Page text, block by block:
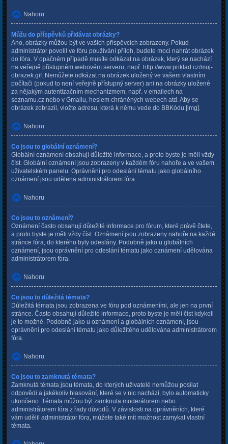
Nahoru
Můžu do příspěvků přidávat obrázky?
Ano, obrázky můžou být ve vašich příspěvcích zobrazeny. Pokud
administrátor povolil ve fóru používání příloh, budete moci nahrát obrázek
do fóra. V opačném případě musíte odkázat na obrázek, který se nachází
na veřejně přístupném webovém serveru, např. http://www.priklad.cz/muj-
obrazek.gif. Nemůžete odkázat na obrázek uložený ve vašem vlastním
počítači (pokud to není veřejně přístupný server) ani na obrázky uložené
za nějakým autentizačním mechanizmem, např. v emailech na
seznamu.cz nebo v Gmailu, heslem chráněných webech atd. Aby se
obrázek zobrazil, vložte adresu, která k němu vede do BBKódu [img].
Nahoru
Co jsou to globální oznámení?
Globální oznámení obsahují důležité informace, a proto byste je měli vždy
číst. Globální oznámení jsou zobrazeny v každém fóru nahoře a ve vašem
uživatelském panelu. Oprávnění pro odeslání tématu jako globálního
oznámení jsou udělena administrátorem fóra.
Nahoru
Co jsou to oznámení?
Oznámení často obsahují důležité informace pro fórum, které právě čtete,
a proto byste je měli vždy číst. Oznámení jsou zobrazeny nahoře na každé
stránce fóra, do kterého byly odeslány. Podobně jako u globálních
oznámení, jsou oprávnění pro odeslání tématu jako oznámení udělována
administrátorem fóra.
Nahoru
Co jsou to důležitá témata?
Důležitá témata jsou zobrazena ve fóru pod oznámeními, ale jen na první
stránce. Často obsahují důležité informace, proto byste je měli číst kdykoli
je to možné. Podobně jako u oznámení a globálních oznámení, jsou
oprávnění pro odeslání tématu jako důležitého udělována administrátorem
fóra.
Nahoru
Co jsou to zamknutá témata?
Zamknutá témata jsou témata, do kterých uživatelé nemůžou posílat
odpovědi a jakékoliv hlasování, které se v nic nachází, bylo automaticky
ukončeno. Témata můžou být zamknuta moderátorem nebo
administrátorem fóra z řady důvodů. V závislosti na oprávněních, které
vám udělil administrátor fóra, můžete také mít možnost zamykat vlastní
témata.